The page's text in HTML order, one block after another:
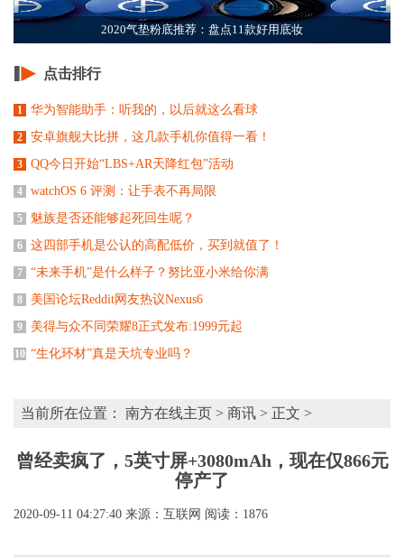
2020气垫粉底推荐：盘点11款好用底妆
点击排行
1 华为智能助手：听我的，以后就这么看球
2 安卓旗舰大比拼，这几款手机你值得一看！
3 QQ今日开始“LBS+AR天降红包”活动
4 watchOS 6 评测：让手表不再局限
5 魅族是否还能够起死回生呢？
6 这四部手机是公认的高配低价，买到就值了！
7 “未来手机”是什么样子？努比亚小米给你满
8 美国论坛Reddit网友热议Nexus6
9 美得与众不同荣耀8正式发布:1999元起
10 “生化环材”真是天坑专业吗？
当前所在位置： 南方在线主页 > 商讯 > 正文 >
曾经卖疯了，5英寸屏+3080mAh，现在仅866元
停产了
2020-09-11 04:27:40 来源：互联网 阅读：1876